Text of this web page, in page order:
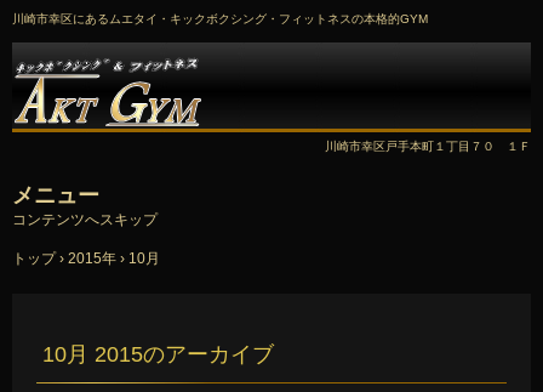
川崎市幸区にあるムエタイ・キックボクシング・フィットネスの本格的GYM
川崎市幸区戸手本町１丁目７０ １Ｆ
メニュー
コンテンツへスキップ
トップ › 2015年 › 10月
10月 2015のアーカイブ